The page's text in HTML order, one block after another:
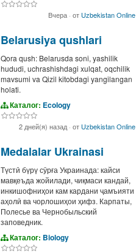
Вчера · от Uzbekistan Online
Belarusiya qushlari
Qora qush: Belarusda soni, yashilik
hududi, uchrashishdagi xulqat, oqchilik
mavsumi va Qizil kitobdagi yangilangan
holati.
Каталог: Ecology
2 дней(я) назад· от Uzbekistan Online
Medalalar Ukrainasi
Түстӣ бүрү сӯрға Украинада: кайси
мавқеъда жойилади, чиқмаси кандай,
инкишофниҳои кам кардани ҷамъияти
аҳолӣ ва чорлошиҳои ҳифз. Карпаты,
Полесье ва Чернобыльский
заповедник.
Каталог: Biology